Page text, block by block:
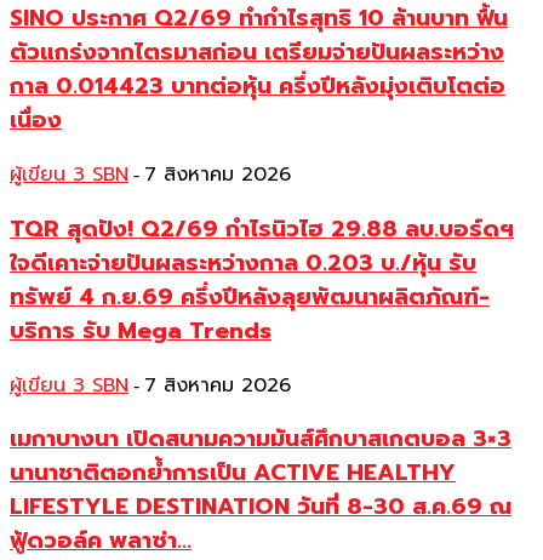
SINO ประกาศ Q2/69 ทำกำไรสุทธิ 10 ล้านบาท ฟื้น
ตัวแกร่งจากไตรมาสก่อน เตรียมจ่ายปันผลระหว่าง
กาล 0.014423 บาทต่อหุ้น ครึ่งปีหลังมุ่งเติบโตต่อ
เนื่อง
ผู้เขียน 3 SBN - 7 สิงหาคม 2026
TQR สุดปัง! Q2/69 กำไรนิวไฮ 29.88 ลบ.บอร์ดฯ
ใจดีเคาะจ่ายปันผลระหว่างกาล 0.203 บ./หุ้น รับ
ทรัพย์ 4 ก.ย.69 ครึ่งปีหลังลุยพัฒนาผลิตภัณฑ์-
บริการ รับ Mega Trends
ผู้เขียน 3 SBN - 7 สิงหาคม 2026
เมกาบางนา เปิดสนามความมันส์ศึกบาสเกตบอล 3×3
นานาชาติตอกย้ำการเป็น ACTIVE HEALTHY
LIFESTYLE DESTINATION วันที่ 8-30 ส.ค.69 ณ
ฟู้ดวอล์ค พลาซ่า...